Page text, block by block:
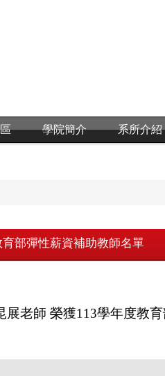
學院簡介 系所介紹
育部彈性薪資補助教師名單
展老師 榮獲113學年度教